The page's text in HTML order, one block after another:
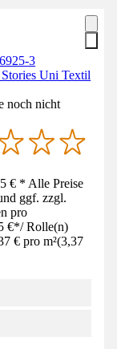
3
Uni Textil
noch nicht
€ * Alle Preise
ggf. zzgl.
pro
€*/ Rolle(n)
€ pro m²(3,37